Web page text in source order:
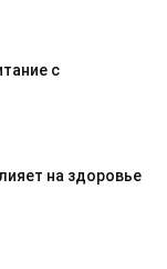
с
на здоровье